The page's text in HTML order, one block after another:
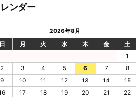
ンダー
2026年8月
日
月 火 水 木 金
土
1
2
3 4 5 6 7
8
9
10 11 12 13 14
15
17 18 19 20 21
22